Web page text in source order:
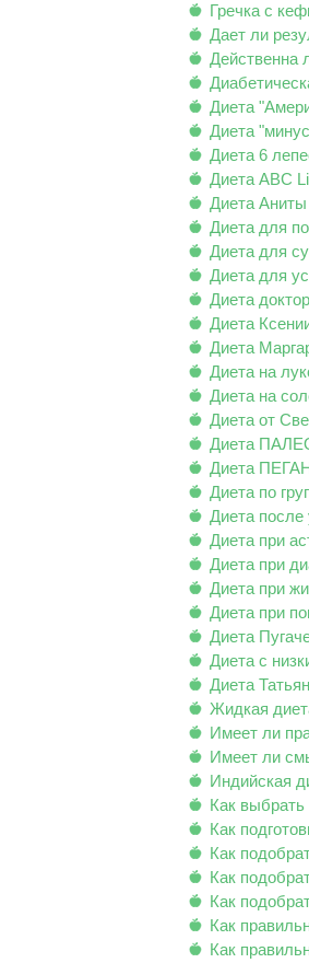
Гречка с
Дает ли
Действенна
Диета
Диета
Диета 6
Диета ABC
Диета
Диета для
Диета для
Диета для
Диета
Диета
Диета
Диета на
Диета на
Диета от
Диета
Диета
Диета по
Диета после
Диета при
Диета при
Диета при
Диета при
Диета
Диета с
Диета
Жидкая
Имеет ли
Имеет ли
Индийская
Как
Как
Как
Как
Как
Как
Как